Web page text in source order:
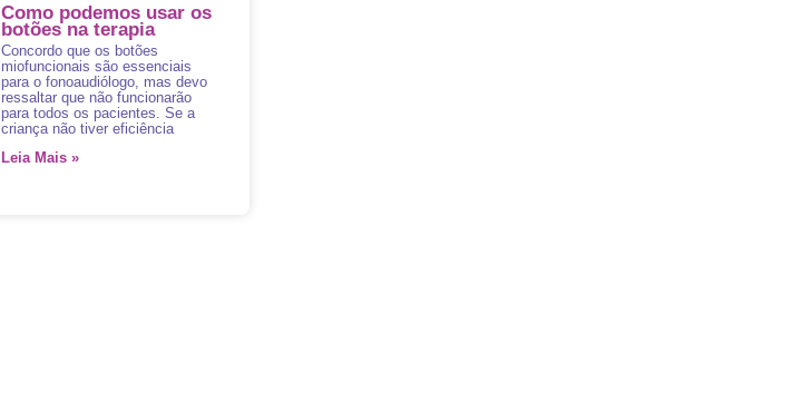
Como podemos usar os
botões na terapia
Concordo que os botões
miofuncionais são essenciais
para o fonoaudiólogo, mas devo
ressaltar que não funcionarão
para todos os pacientes. Se a
criança não tiver eficiência
Leia Mais »